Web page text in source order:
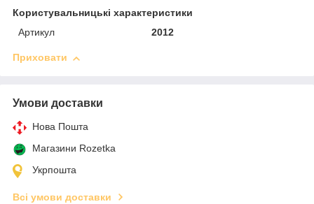
Користувальницькі характеристики
Артикул
2012
Приховати
Умови доставки
Нова Пошта
Магазини Rozetka
Укрпошта
Всі умови доставки